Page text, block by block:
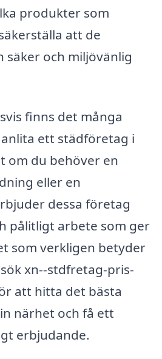
produkter som
att de
säker och miljövänlig
finns det många
ett städföretag i
om du behöver en
eller en
dessa företag
pålitligt arbete som ger
som verkligen betyder
xn--stdfretag-pris-
att hitta det bästa
närhet och få ett
erbjudande.